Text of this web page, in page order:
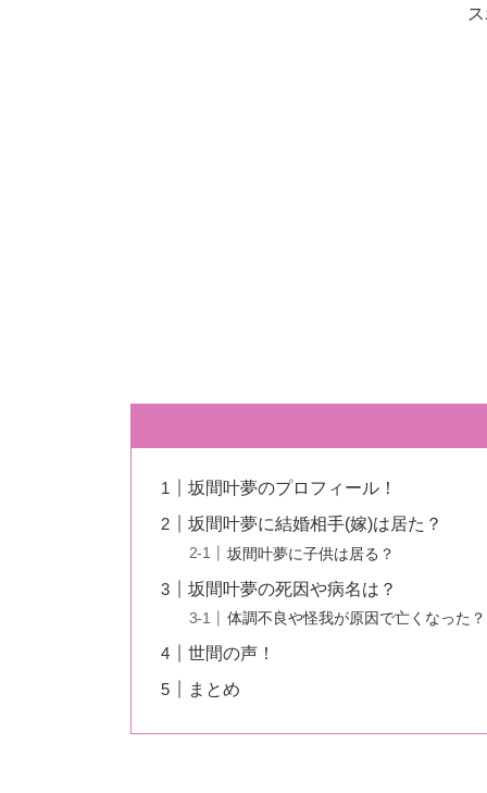
坂間叶夢のプロフィール！
坂間叶夢に結婚相手(嫁)は居た？
坂間叶夢に子供は居る？
坂間叶夢の死因や病名は？
体調不良や怪我が原因で亡くなった？
世間の声！
まとめ